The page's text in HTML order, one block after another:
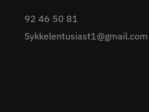
92 46 50 81
Sykkelentusiast1@gmail.com